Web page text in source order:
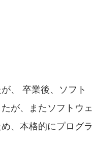
、 卒業後、ソフト
が、またソフトウェ
、本格的にプログラ